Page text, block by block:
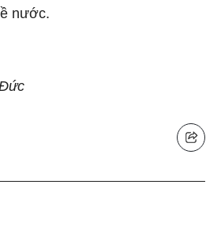
nước.